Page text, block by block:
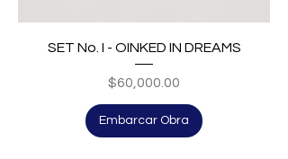
SET No. I - OINKED IN DREAMS
Price
$60,000.00
Embarcar Obra